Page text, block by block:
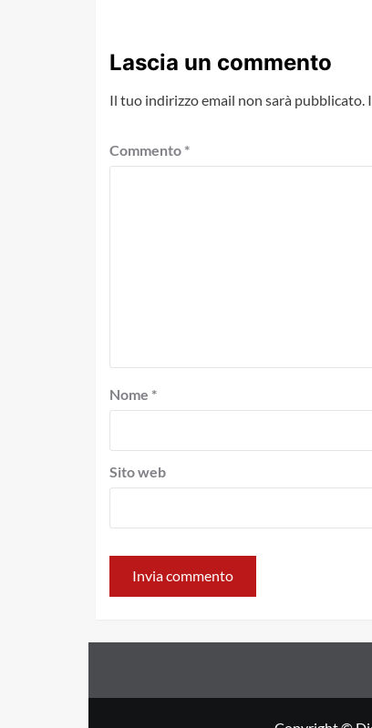
Lascia un commento
Il tuo indirizzo email non sarà pubblicato.
Commento *
Nome *
Sito web